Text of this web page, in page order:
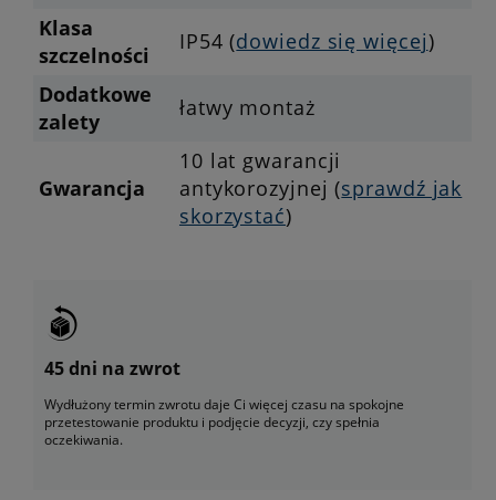
Klasa
szczelności
IP54 (dowiedz się więcej)
Dodatkowe
zalety
łatwy montaż
Gwarancja
10 lat gwarancji
antykorozyjnej (sprawdź jak
skorzystać)
45 dni na zwrot
Wydłużony termin zwrotu daje Ci więcej czasu na spokojne
przetestowanie produktu i podjęcie decyzji, czy spełnia
oczekiwania.